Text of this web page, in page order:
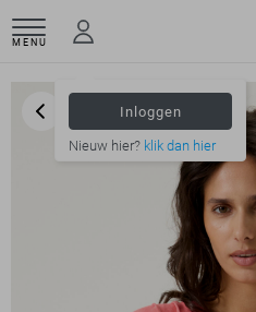
MENU
Inloggen
Nieuw hier? klik dan hier